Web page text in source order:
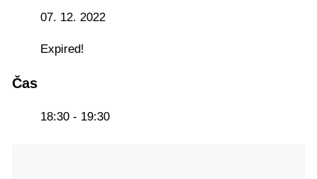
07. 12. 2022
Expired!
Čas
18:30 - 19:30